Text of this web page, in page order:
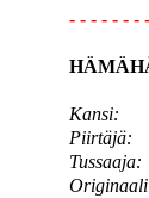
- - - - - - -
Kansi:
Piirtäjä:
Tussaaja: